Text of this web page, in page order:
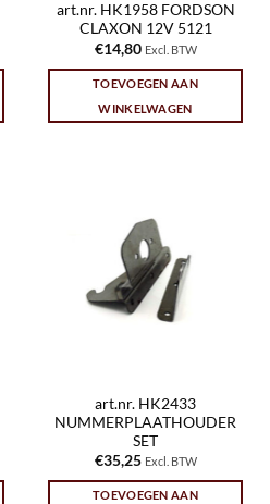
art.nr. HK1958 FORDSON
CLAXON 12V 5121
€14,80 Excl. BTW
TOEVOEGEN AAN
WINKELWAGEN
art.nr. HK2433
NUMMERPLAATHOUDER
SET
€35,25 Excl. BTW
TOEVOEGEN AAN